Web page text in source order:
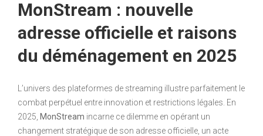
MonStream : nouvelle
adresse officielle et raisons
du déménagement en 2025
L’univers des plateformes de streaming illustre parfaitement le
combat perpétuel entre innovation et restrictions légales. En
2025, MonStream incarne ce dilemme en opérant un
changement stratégique de son adresse officielle, un acte